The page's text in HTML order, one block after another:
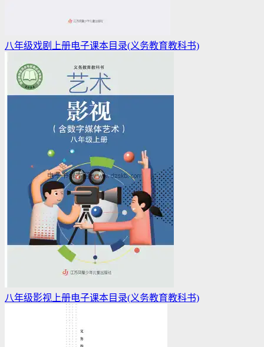
八年级戏剧上册电子课本目录(义务教育教科书)
八年级影视上册电子课本目录(义务教育教科书)